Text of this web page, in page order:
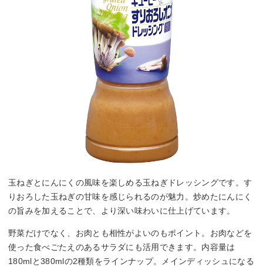
玉ねぎとにんにくの風味を楽しめる玉ねぎドレッシングです。す
りおろした玉ねぎの甘味を感じられるのが魅力。炒めたにんにく
の旨みを加えることで、より深い味わいに仕上げています。
野菜だけでなく、お肉とも相性がよいのもポイント。お肉などを
使った食べごたえのあるサラダにも活用できます。内容量は
180mlと380mlの2種類をラインナップ。メインディッシュになる